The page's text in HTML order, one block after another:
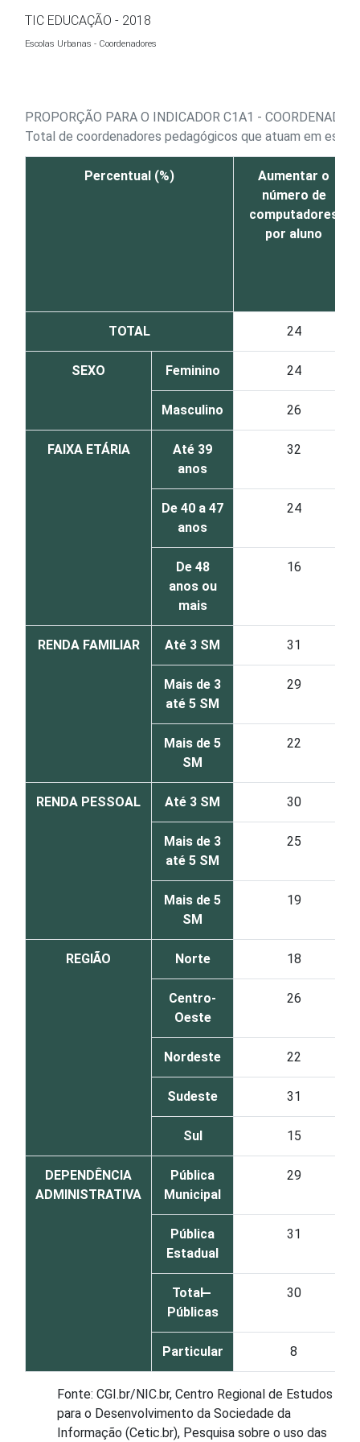
Ir para o conteúdo
TIC EDUCAÇÃO - 2018
Escolas Urbanas - Coordenadores
PROPORÇÃO PARA O INDICADOR C1A1 -
Total de coordenadores pedagógicos que atuam em
Percentual (%)
Aumentar o
número de
computadores
por aluno
TOTAL 24
SEXO Feminino 24
Masculino 26
FAIXA ETÁRIA
Até 39
anos
32
De 40 a 47
anos
24
De 48
anos ou
mais
16
RENDA FAMILIAR Até 3 SM 31
Mais de 3
até 5 SM
29
Mais de 5
SM
22
RENDA PESSOAL Até 3 SM 30
Mais de 3
até 5 SM
25
Mais de 5
SM
19
REGIÃO Norte 18
Centro-
Oeste
26
Nordeste 22
Sudeste 31
Sul 15
DEPENDÊNCIA
ADMINISTRATIVA
Pública
Municipal
29
Pública
Estadual
31
Total ̶
Públicas
30
Particular 8
Fonte: CGI.br/NIC.br, Centro Regional de Estudos
para o Desenvolvimento da Sociedade da
Informação (Cetic.br), Pesquisa sobre o uso das